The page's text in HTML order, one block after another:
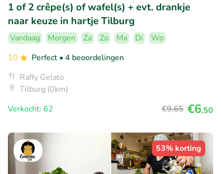
1 of 2 crêpe(s) of wafel(s) + evt. drankje
naar keuze in hartje Tilburg
Vandaag Morgen Za Zo Ma Di
Wo
10
Perfect • 4 beoordelingen
Raffy Gelato
Tilburg (0km)
Verkocht: 62
€9,65 €6,50
53% korting